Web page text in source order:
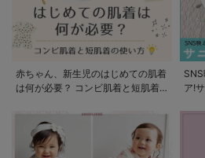
赤ちゃん、新生児のはじめての肌着
は何が必要？ コンビ肌着と短肌着
ア!